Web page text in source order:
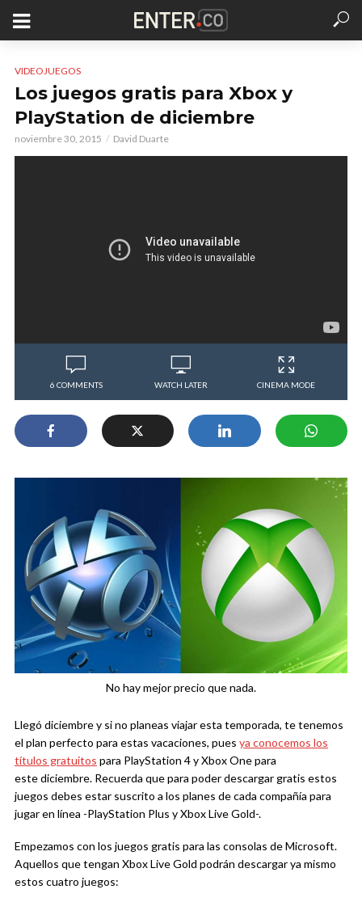
VIDEOJUEGOS
Los juegos gratis para Xbox y
PlayStation de diciembre
noviembre 30, 2015 David Duarte
6 COMMENTS WATCH LATER CINEMA MODE
No hay mejor precio que nada.
Llegó diciembre y si no planeas viajar esta temporada, te tenemos
el plan perfecto para estas vacaciones, pues ya conocemos los
títulos gratuitos para PlayStation 4 y Xbox One para
este diciembre. Recuerda que para poder descargar gratis estos
juegos debes estar suscrito a los planes de cada compañía para
jugar en línea -PlayStation Plus y Xbox Live Gold-.
Empezamos con los juegos gratis para las consolas de Microsoft.
Aquellos que tengan Xbox Live Gold podrán descargar ya mismo
estos cuatro juegos: